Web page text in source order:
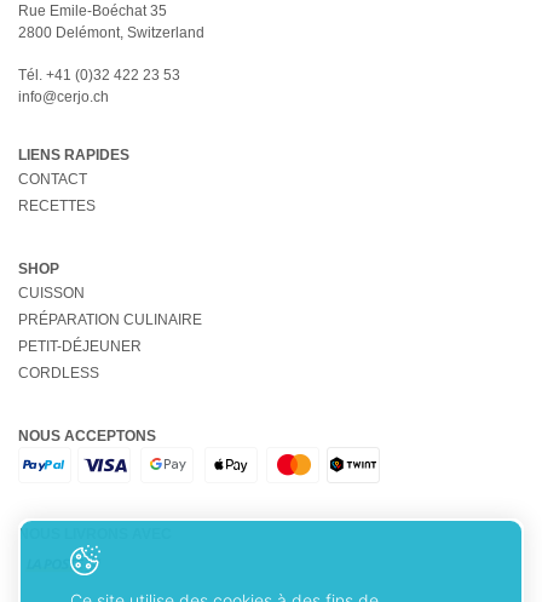
Rue Emile-Boéchat 35
2800 Delémont, Switzerland
Tél. +41 (0)32 422 23 53
info@cerjo.ch
LIENS RAPIDES
CONTACT
RECETTES
SHOP
CUISSON
PRÉPARATION CULINAIRE
PETIT-DÉJEUNER
CORDLESS
NOUS ACCEPTONS
NOUS LIVRONS AVEC